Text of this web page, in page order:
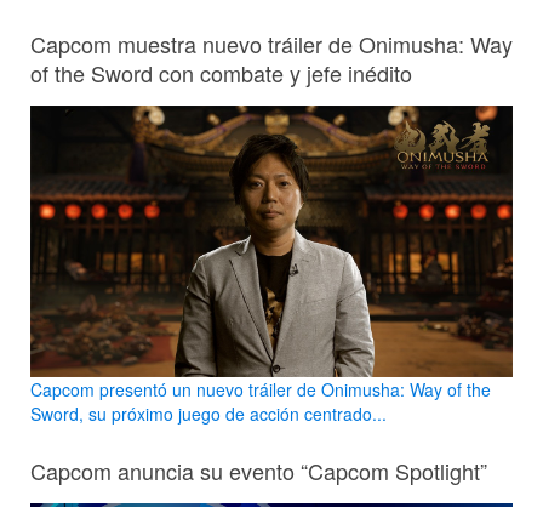
Capcom muestra nuevo tráiler de Onimusha: Way
of the Sword con combate y jefe inédito
Capcom presentó un nuevo tráiler de Onimusha: Way of the
Sword, su próximo juego de acción centrado...
Capcom anuncia su evento “Capcom Spotlight”